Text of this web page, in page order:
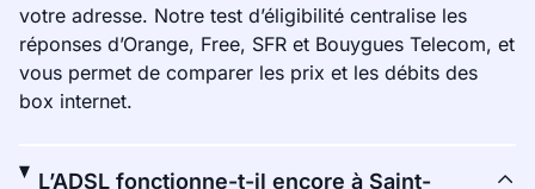
votre adresse. Notre test d’éligibilité centralise les
réponses d’Orange, Free, SFR et Bouygues Telecom, et
vous permet de comparer les prix et les débits des
box internet.
L’ADSL fonctionne-t-il encore à Saint-